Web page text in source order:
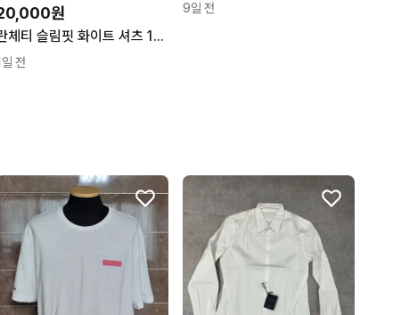
원
란체티 슬림핏 화이트 셔츠 100 (새상품)
전
9일 전